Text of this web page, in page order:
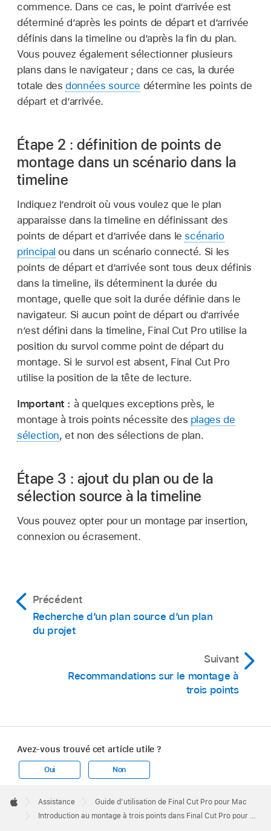
commence. Dans ce cas, le point d’arrivée est
déterminé d’après les points de départ et d’arrivée
définis dans la timeline ou d’après la fin du plan.
Vous pouvez également sélectionner plusieurs
plans dans le navigateur ; dans ce cas, la durée
totale desdonnées source détermine les points de
départ et d’arrivée.
Étape 2 : définition de points de
montage dans un scénario dans la
timeline
Indiquez l’endroit où vous voulez que le plan
apparaisse dans la timeline en définissant des
points de départ et d’arrivée dans le scénario
principal ou dans un scénario connecté. Si les
points de départ et d’arrivée sont tous deux définis
dans la timeline, ils déterminent la durée du
montage, quelle que soit la durée définie dans le
navigateur. Si aucun point de départ ou d’arrivée
n’est défini dans la timeline, Final Cut Pro utilise la
position du survol comme point de départ du
montage. Si le survol est absent, Final Cut Pro
utilise la position de la tête de lecture.
Important : à quelques exceptions près, le
montage à trois points nécessite des plages de
sélection, et non des sélections de plan.
Étape 3 : ajout du plan ou de la
sélection source à la timeline
Vous pouvez opter pour un montage par insertion,
connexion ou écrasement.
Précédent
Recherche d’un plan source d’un plan
du projet
Suivant
Recommandations sur le montage à
trois points
Avez-vous trouvé cet article utile ?
Oui Non
Footer

Apple
Assistance
Guide d’utilisation de Final Cut Pro pour Mac
Introduction au montage à trois points dans Final Cut Pro pour Mac